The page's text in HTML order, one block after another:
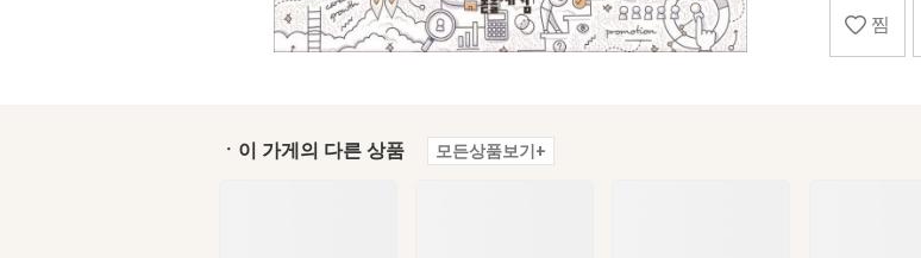
찜
ㆍ이 가게의 다른 상품 모든상품보기+